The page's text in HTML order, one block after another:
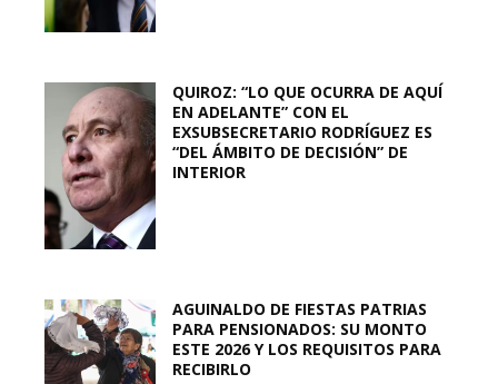
QUIROZ: “LO QUE OCURRA DE AQUÍ
EN ADELANTE” CON EL
EXSUBSECRETARIO RODRÍGUEZ ES
“DEL ÁMBITO DE DECISIÓN” DE
INTERIOR
AGUINALDO DE FIESTAS PATRIAS
PARA PENSIONADOS: SU MONTO
ESTE 2026 Y LOS REQUISITOS PARA
RECIBIRLO